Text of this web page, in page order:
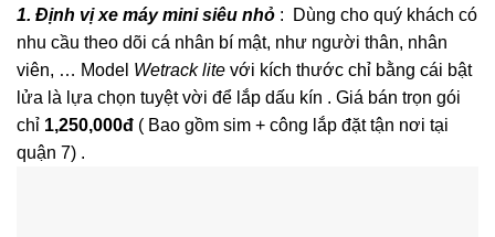
1. Định vị xe máy mini siêu nhỏ : Dùng cho quý khách có
nhu cầu theo dõi cá nhân bí mật, như người thân, nhân
viên, … Model Wetrack lite với kích thước chỉ bằng cái bật
lửa là lựa chọn tuyệt vời để lắp dấu kín . Giá bán trọn gói
chỉ 1,250,000đ ( Bao gồm sim + công lắp đặt tận nơi tại
quận 7) .